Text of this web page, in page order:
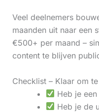
Veel deelnemers
maanden uit naar een
€500+ per maand –
content te blijven
Checklist – Klaar om
Heb je
Heb je de